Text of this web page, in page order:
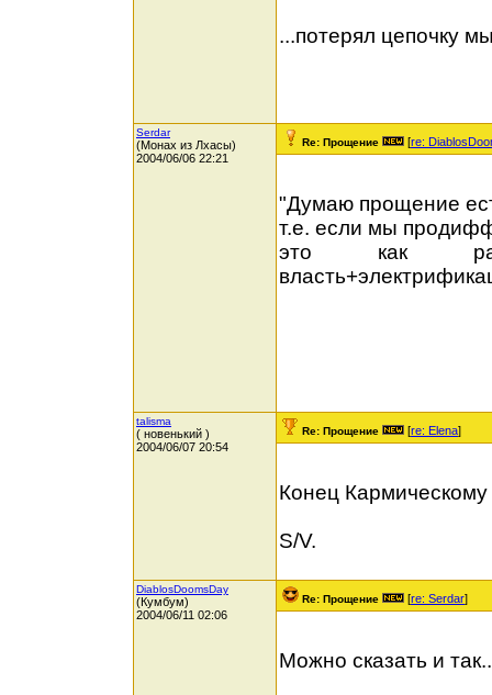
...потерял цепочку
Serdar
(Монах из Лхасы)
2004/06/06 22:21
Re: Прощение [re:
"Думаю прощение
т.е. если мы
это как
talisma
( новенький )
2004/06/07 20:54
Re: Прощение [re: Elena]
Конец Кармическому
S/V.
DiablosDoomsDay
(Кумбум)
2004/06/11 02:06
Re: Прощение [re: Serdar]
Можно сказать и